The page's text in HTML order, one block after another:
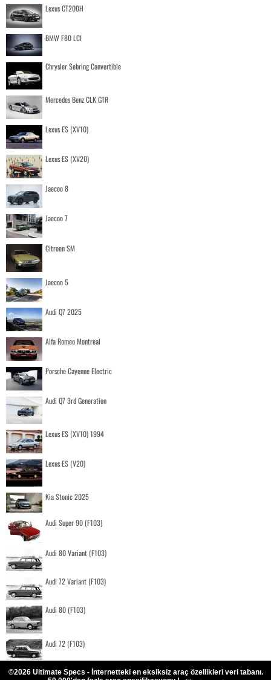
Lexus CT200H
BMW F80 LCI
Chrysler Sebring Convertible
Mercedes Benz CLK GTR
Lexus ES (XV10)
Lexus ES (XV20)
Jaecoo 8
Jaecoo 7
Citroen SM
Jaecoo 5
Audi Q7 2025
Alfa Romeo Montreal
Porsche Cayenne Electric
Audi Q7 3rd Generation
Lexus ES (XV10) 1994
Lexus ES (V20)
Kia Stonic 2025
Audi Super 90 (F103)
Audi 80 Variant (F103)
Audi 72 Variant (F103)
Audi 80 (F103)
Audi 72 (F103)
©2026 Ultimate Specs - İnternetteki en eksiksiz araç özellikleri veri tabanı.